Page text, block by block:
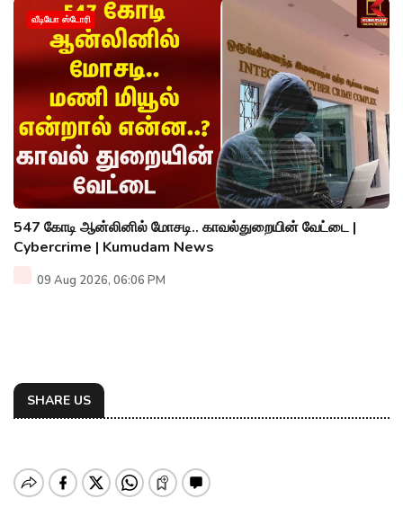
வீடியோ ஸ்டோரி
547 கோடி ஆன்லினில் மோசடி.. காவல்துறையின் வேட்டை |
Cybercrime | Kumudam News
09 Aug 2026, 06:06 PM
SHARE US